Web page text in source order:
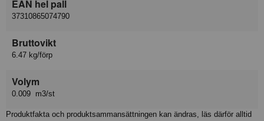
EAN hel pall
37310865074790
Bruttovikt
6.47 kg/förp
Volym
0.009 m3/st
Produktfakta och produktsammansättningen kan ändras, läs därför alltid